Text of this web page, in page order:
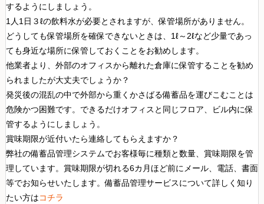
するようにしましょう。
1人1日３ℓの飲料水が必要とされますが、保管場所がありません。
どうしても保管場所を確保できないときは、1ℓ～2ℓなど少量であっ
ても身近な場所に保管しておくことをお勧めします。
他業者より、外部のオフィスから離れた倉庫に保管することを勧め
られましたが大丈夫でしょうか？
発災後の混乱の中で外部から重くかさばる備蓄品を運びこむことは
危険かつ困難です。できるだけオフィスと同じフロア、ビル内に保
管するようにしましょう。
賞味期限が近付いたら連絡してもらえますか？
弊社の備蓄品管理システムでお客様毎に種類と数量、賞味期限を管
理しています。賞味期限が切れる6カ月ほど前にメール、電話、書面
等でお知らせいたします。備蓄品管理サービスについて詳しく知り
たい方はコチラ